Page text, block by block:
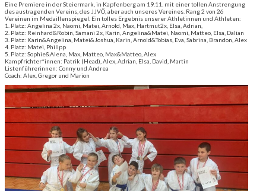
Eine Premiere in der Steiermark, in Kapfenberg am 19.11. mit einer tollen Anstrengung
des austragenden Vereins, des JJVÖ, aber auch unseres Vereines. Rang 2 von 26
Vereinen im Medaillenspiegel. Ein tolles Ergebnis unserer Athletinnen und Athleten:
1. Platz: Angelina 2x, Naomi, Matei, Arnold, Max, Hartmut2x, Elsa, Adrian,
2. Platz: Reinhard&Robin, Samani 2x, Karin, Angelina&Matei, Naomi, Matteo, Elsa, Dalian
3. Platz: Karin&Angelina, Matei&Joshua, Karin, Arnold&Tobias, Eva, Sabrina, Brandon, Alex
4. Platz: Matei, Philipp
5. Platz: Sophie&Alena, Max, Matteo, Max&Matteo, Alex
Kampfrichter*innen: Patrik (Head), Alex, Adrian, Elsa, David, Martin
Listenführerinnen: Conny und Andrea
Coach: Alex, Gregor und Marion